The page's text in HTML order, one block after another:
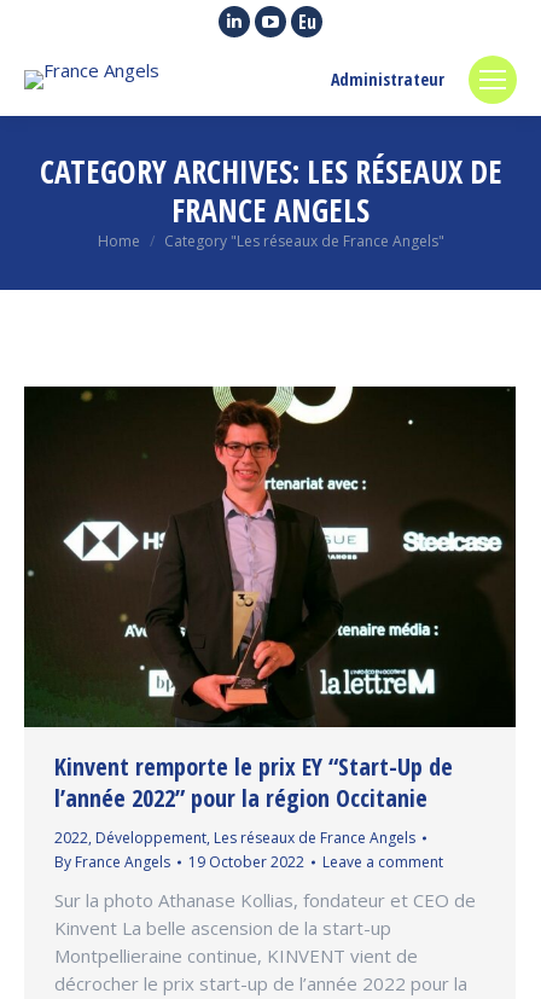
Linkedin
in
window
YouTube
in
window
Euroquity
opens
in
window
Administrateur
CATEGORY ARCHIVES: LES RÉSEAUX DE
FRANCE ANGELS
You are here:
Home Category "Les réseaux de France Angels"
Kinvent remporte le prix EY “Start-Up de
l’année 2022” pour la région Occitanie
2022, Développement, Les réseaux de France Angels
By France Angels 19 October 2022 Leave a comment
Sur la photo Athanase Kollias, fondateur et CEO de
Kinvent La belle ascension de la start-up
Montpellieraine continue, KINVENT vient de
décrocher le prix start-up de l’année 2022 pour la